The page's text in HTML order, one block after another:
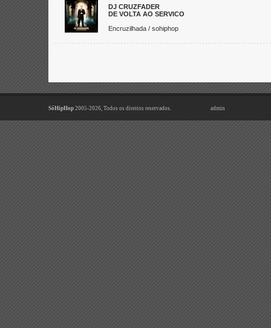
DJ CRUZFADER
DE VOLTA AO SERVICO
Encruzilhada / sohiphop
SóHipHop 2005-2026, Todos os direitos reservados. admin